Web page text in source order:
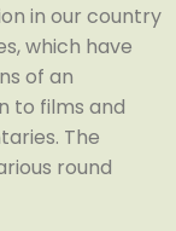
in our country
which have
of an
to films and
The
round